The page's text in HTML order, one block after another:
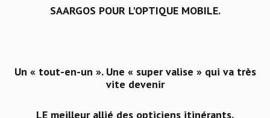
SAARGOS POUR L'OPTIQUE MOBILE.
Un « tout-en-un ». Une « super valise » qui va très
vite devenir
LE meilleur allié des opticiens itinérants.